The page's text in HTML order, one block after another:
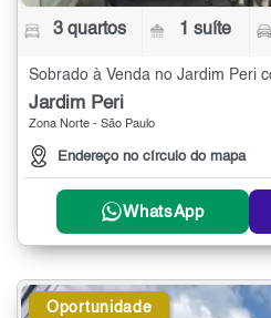
3 quartos 1 suíte
Sobrado à Venda no Jardim Peri
Jardim Peri
Zona Norte - São Paulo
Endereço no círculo do mapa
WhatsApp
Oportunidade